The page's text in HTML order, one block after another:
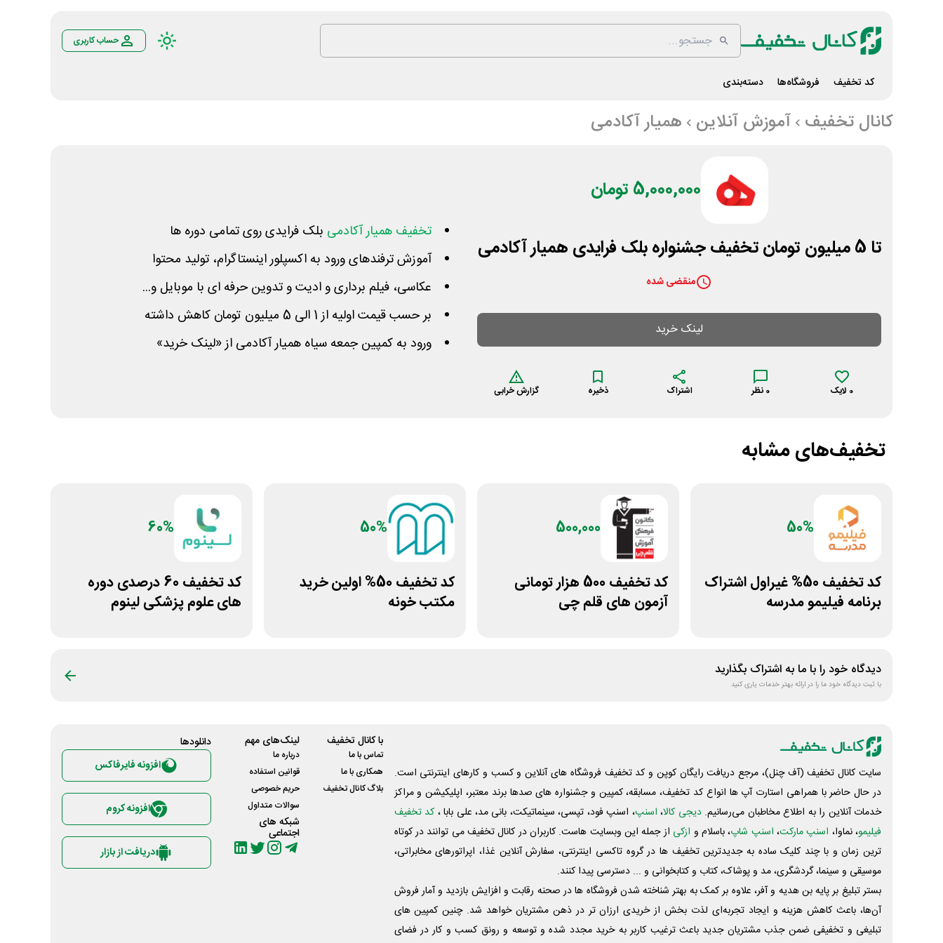
حساب کاربری
کد تخفیف فروشگاه‌ها دسته‌بندی
کانال تخفیف آموزش آنلاین همیار آکادمی
5,000,000 تومان
تا 5 میلیون تومان تخفیف جشنواره بلک فرایدی همیار آکادمی
منقضی شده
لینک خرید
0 لایک 0 نظر اشتراک ذخیره گزارش خرابی
تخفیف همیار آکادمی بلک فرایدی روی تمامی دوره ها
آموزش ترفندهای ورود به اکسپلور اینستاگرام، تولید محتوا
عکاسی، فیلم برداری و ادیت و تدوین حرفه ای با موبایل و...
بر حسب قیمت اولیه از 1 الی 5 میلیون تومان کاهش داشته
ورود به کمپین جمعه سیاه همیار آکادمی از «لینک خرید»
تخفیف‌های مشابه
50%
کد تخفیف 50% غیراول اشتراک
برنامه فیلیمو مدرسه
500,000
کد تخفیف 500 هزار تومانی
آزمون های قلم چی
50%
کد تخفیف 50% اولین خرید
مکتب خونه
60%
کد تخفیف 60 درصدی دوره
های علوم پزشکی لینوم
دیدگاه خود را با ما به اشتراک بگذارید
با ثبت دیدگاه خود ما را در ارائه بهتر خدمات یاری کنید
سایت کانال تخفیف (آف چنل)، مرجع دریافت رایگان کوپن و کد تخفیف فروشگاه های آنلاین و کسب و‌ کارهای اینترنتی است.
در حال حاضر با همراهی استارت آپ ها انواع کد تخفیف، مسابقه، کمپین و جشنواره های صدها برند معتبر، اپلیکیشن و مراکز
خدمات آنلاین را به اطلاع مخاطبان می‌رسانیم. دیجی کالا، اسنپ، اسنپ فود، تپسی، سینماتیکت، بانی مد، علی‌ بابا ، کد تخفیف
فیلیمو، نماوا، اسنپ مارکت، اسنپ شاپ، باسلام و ازکی از جمله این وبسایت ‌هاست. کاربران در کانال تخفیف می توانند در کوتاه
ترین زمان و با چند کلیک ساده به جدیدترین تخفیف ها در گروه تاکسی اینترنتی، سفارش آنلاین غذا، اپراتورهای مخابراتی،
موسیقی و سینما، گردشگری، مد و پوشاک، کتاب و کتابخوانی و ... دسترسی پیدا کنند.
بستر تبلیغ بر پایه بن هدیه و آفر، علاوه بر کمک به بهتر شناخته شدن فروشگاه ها در صحنه رقابت و افزایش بازدید و آمار فروش
آن‌ها، باعث کاهش هزینه و ایجاد تجربه‌ای لذت بخش از خریدی ارزان تر در ذهن مشتریان خواهد شد. چنین کمپین های
تبلیغی و تخفیفی ضمن جذب مشتریان جدید باعث ترغیب کاربر به خرید مجدد شده و توسعه و رونق کسب و کار در فضای
با کانال تخفیف
تماس با ما
همکاری با ما
بلاگ کانال تخفیف
لینک‌های مهم
درباره ما
قوانین استفاده
حریم خصوصی
سوالات متداول
شبکه های
اجتماعی
دانلود‌ها
افزونه فایرفاکس
افزونه کروم
دریافت از بازار